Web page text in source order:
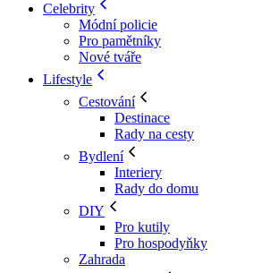
Celebrity
Módní policie
Pro pamětníky
Nové tváře
Lifestyle
Cestování
Destinace
Rady na cesty
Bydlení
Interiery
Rady do domu
DIY
Pro kutily
Pro hospodyňky
Zahrada